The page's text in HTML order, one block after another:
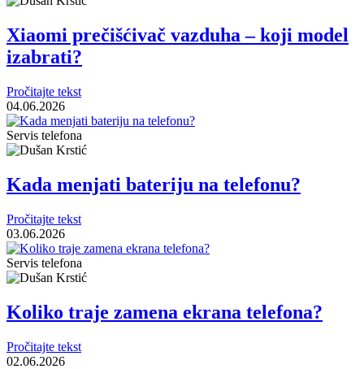
Xiaomi prečišćivač vazduha – koji model
izabrati?
Pročitajte tekst
04.06.2026
Servis telefona
Kada menjati bateriju na telefonu?
Pročitajte tekst
03.06.2026
Servis telefona
Koliko traje zamena ekrana telefona?
Pročitajte tekst
02.06.2026